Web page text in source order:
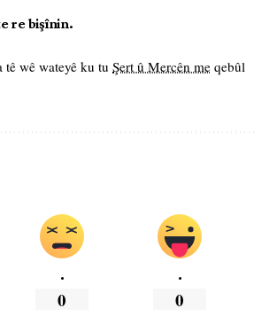
re bişînin.
wê wateyê ku tu Şert û Mercên me qebûl
.
0
.
0